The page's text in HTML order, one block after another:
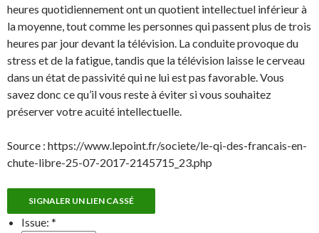
heures quotidiennement ont un quotient intellectuel inférieur à
la moyenne, tout comme les personnes qui passent plus de trois
heures par jour devant la télévision. La conduite provoque du
stress et de la fatigue, tandis que la télévision laisse le cerveau
dans un état de passivité qui ne lui est pas favorable. Vous
savez donc ce qu’il vous reste à éviter si vous souhaitez
préserver votre acuité intellectuelle.
Source : https://www.lepoint.fr/societe/le-qi-des-francais-en-
chute-libre-25-07-2017-2145715_23.php
SIGNALER UN LIEN CASSÉ
Issue: *